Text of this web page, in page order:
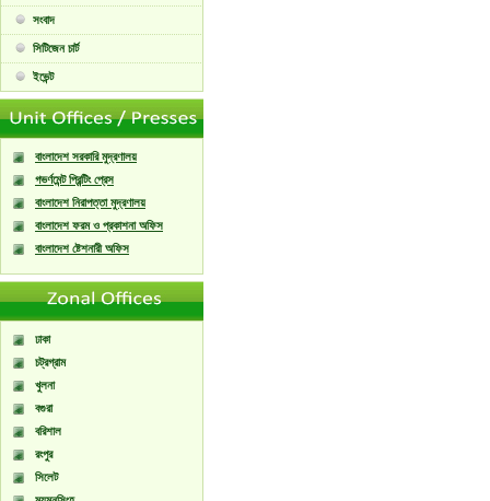
সংবাদ
সিটিজেন চার্ট
ইভেন্ট
বাংলাদেশ সরকারি মুদ্রণালয়
গভর্ণমেন্ট প্রিন্টিং প্রেস
বাংলাদেশ নিরাপত্তা মুদ্রণালয়
বাংলাদেশ ফরম ও প্রকাশনা অফিস
বাংলাদেশ ষ্টেশনারী অফিস
ঢাকা
চট্রগ্রাম
খুলনা
বগুরা
বরিশাল
রংপুর
সিলেট